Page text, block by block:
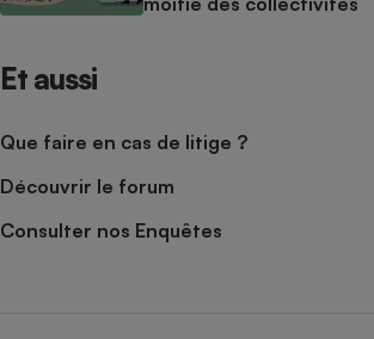
Et aussi
Que faire en cas de litige ?
Découvrir le forum
Consulter nos Enquêtes